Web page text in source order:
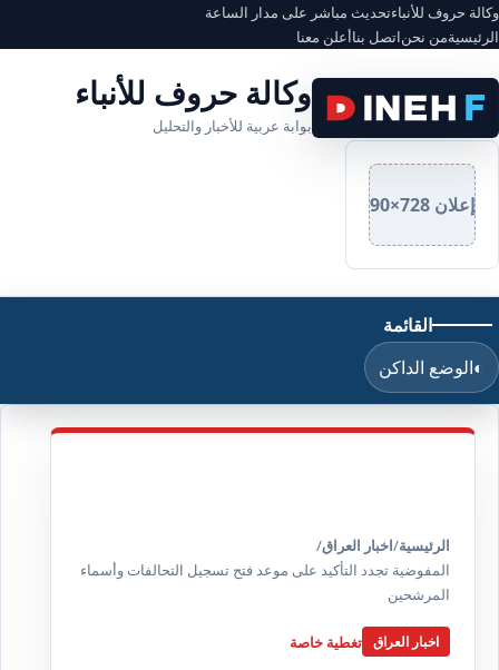
وكالة حروف للأنباءتحديث مباشر على مدار الساعة
الرئيسيةمن نحناتصل بناأعلن معنا
وكالة حروف للأنباء
بوابة عربية للأخبار والتحليل
إعلان 728×90
القائمة
◐الوضع الداكن
الرئيسية/اخبار العراق/
المفوضية تجدد التأكيد على موعد فتح تسجيل التحالفات وأسماء
المرشحين
اخبار العراق تغطية خاصة